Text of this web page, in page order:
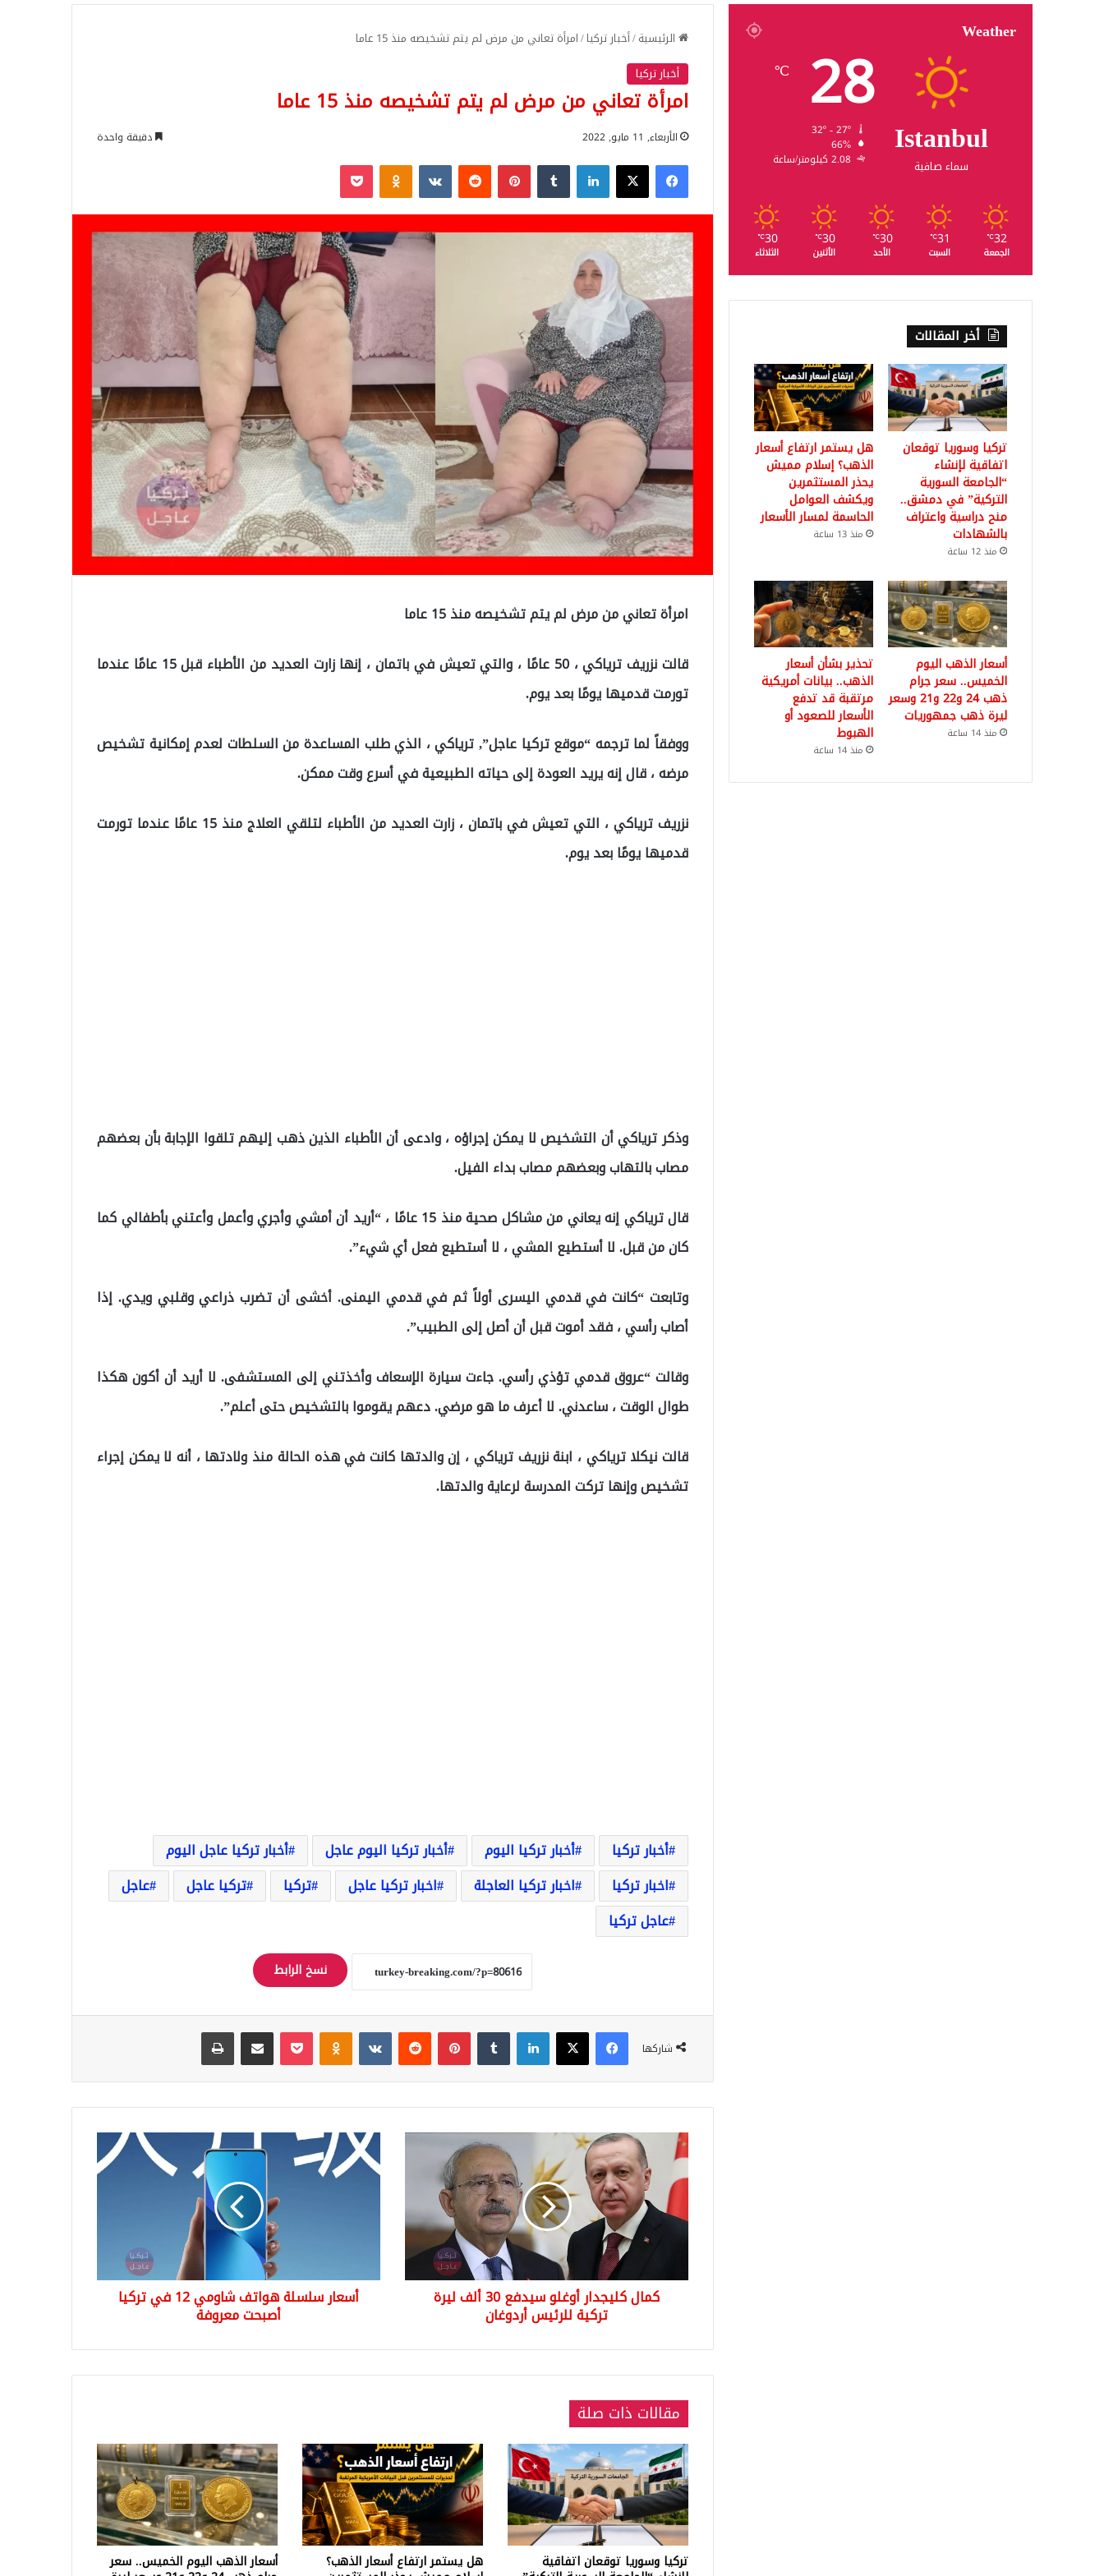
الرئيسية/أخبار تركيا/امرأة تعاني من مرض لم يتم تشخيصه منذ 15 عاما
أخبار تركيا
امرأة تعاني من مرض لم يتم تشخيصه منذ 15 عاما
الأربعاء, 11 مايو, 2022 دقيقة واحدة
فيسبوك‫X لينكدإن بينتيريست Odnoklassniki
‫Pocket
امرأة تعاني من مرض لم يتم تشخيصه منذ 15 عاما
قالت نزريف ترياكي ، 50 عامًا ، والتي تعيش في باتمان ، إنها زارت العديد من الأطباء قبل 15 عامًا عندما
تورمت قدميها يومًا بعد يوم.
ووفقاً لما ترجمه “موقع تركيا عاجل”, ترياكي ، الذي طلب المساعدة من السلطات لعدم إمكانية تشخيص
مرضه ، قال إنه يريد العودة إلى حياته الطبيعية في أسرع وقت ممكن.
نزريف ترياكي ، التي تعيش في باتمان ، زارت العديد من الأطباء لتلقي العلاج منذ 15 عامًا عندما تورمت
قدميها يومًا بعد يوم.
وذكر ترياكي أن التشخيص لا يمكن إجراؤه ، وادعى أن الأطباء الذين ذهب إليهم تلقوا الإجابة بأن بعضهم
مصاب بالتهاب وبعضهم مصاب بداء الفيل.
قال ترياكي إنه يعاني من مشاكل صحية منذ 15 عامًا ، “أريد أن أمشي وأجري وأعمل وأعتني بأطفالي كما
كان من قبل. لا أستطيع المشي ، لا أستطيع فعل أي شيء”.
وتابعت “كانت في قدمي اليسرى أولاً ثم في قدمي اليمنى. أخشى أن تضرب ذراعي وقلبي ويدي. إذا
أصاب رأسي ، فقد أموت قبل أن أصل إلى الطبيب”.
وقالت “عروق قدمي تؤذي رأسي. جاءت سيارة الإسعاف وأخذتني إلى المستشفى. لا أريد أن أكون هكذا
طوال الوقت ، ساعدني. لا أعرف ما هو مرضي. دعهم يقوموا بالتشخيص حتى أعلم”.
قالت نيكلا ترياكي ، ابنة نزريف ترياكي ، إن والدتها كانت في هذه الحالة منذ ولادتها ، أنه لا يمكن إجراء
تشخيص وإنها تركت المدرسة لرعاية والدتها.
أخبار تركيا أخبار تركيا اليوم أخبار تركيا اليوم عاجل
أخبار تركيا عاجل اليوم
اخبار تركيا
اخبار تركيا العاجلة اخبار تركيا عاجل تركيا تركيا عاجل
عاجل
عاجل تركيا
نسخ الرابط
شاركها
فيسبوك‫X لينكدإن بينتيريست Odnoklassniki
‫Pocket مشاركة عبر البريد طباعة
كمال
كليجدار
أوغلو
سيدفع
ألف
للرئيس
أردوغان
كمال كليجدار أوغلو سيدفع 30 ألف ليرة
تركية للرئيس أردوغان
أسعار
سلسلة
هواتف
معروفة
أسعار سلسلة هواتف شاومي 12 في تركيا
أصبحت معروفة
مقالات ذات صلة
تركيا وسوريا توقعان اتفاقية هل يستمر ارتفاع أسعار الذهب؟ أسعار الذهب اليوم الخميس.. سعر
Weather
Istanbul
سماء صافية
28
℃
66%
2.08 كيلومتر/ساعة
32
℃
الجمعة
31
℃
السبت
30
℃
الأحد
30
℃
الأثنين
30
℃
الثلاثاء
أخر المقالات
تركيا وسوريا توقعان
اتفاقية لإنشاء
“الجامعة السورية
التركية” في دمشق..
منح دراسية واعتراف
بالشهادات
منذ 12 ساعة
هل يستمر ارتفاع أسعار
الذهب؟ إسلام مميش
يحذر المستثمرين
ويكشف العوامل
الحاسمة لمسار الأسعار
منذ 13 ساعة
أسعار الذهب اليوم
الخميس.. سعر جرام
ذهب 24 و22 و21 وسعر
ليرة ذهب جمهوريات
منذ 14 ساعة
تحذير بشأن أسعار
الذهب.. بيانات أمريكية
مرتقبة قد تدفع
الأسعار للصعود أو
الهبوط
منذ 14 ساعة